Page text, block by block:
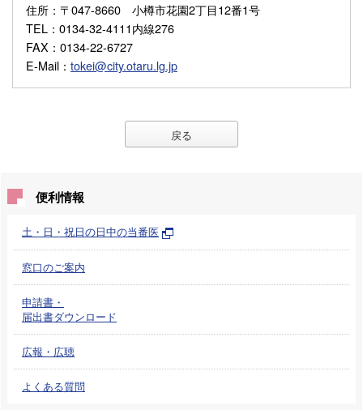
住所 ：〒047-8660 小樽市花園2丁目12番1号
TEL ：0134-32-4111内線276
FAX ：0134-22-6727
E-Mail ： tokei@city.otaru.lg.jp
戻る
便利情報
土・日・祝日の日中の当番医
窓口のご案内
申請書・
届出書ダウンロード
広報・広聴
よくある質問